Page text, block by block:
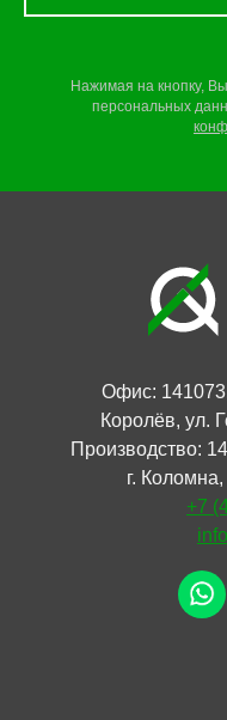
Нажимая на кнопку,
персональных
Офис: 141073,
Королёв, ул.
Производство:
г.
+7